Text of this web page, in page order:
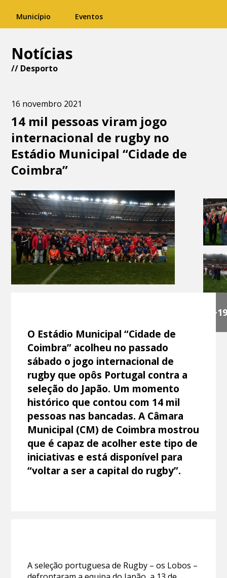
Município Eventos
Notícias
// Desporto
16 novembro 2021
14 mil pessoas viram jogo
internacional de rugby no
Estádio Municipal “Cidade de
Coimbra”
+19
O Estádio Municipal “Cidade de
Coimbra” acolheu no passado
sábado o jogo internacional de
rugby que opôs Portugal contra a
seleção do Japão. Um momento
histórico que contou com 14 mil
pessoas nas bancadas. A Câmara
Municipal (CM) de Coimbra mostrou
que é capaz de acolher este tipo de
iniciativas e está disponível para
“voltar a ser a capital do rugby”.
A seleção portuguesa de Rugby – os Lobos –